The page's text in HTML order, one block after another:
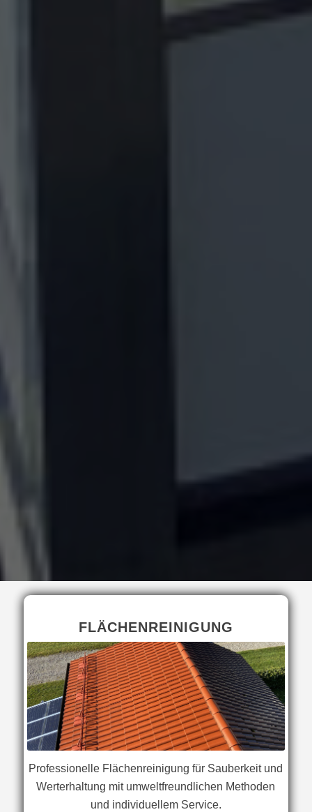
FLÄCHENREINIGUNG
Professionelle Flächenreinigung für Sauberkeit und
Werterhaltung mit umweltfreundlichen Methoden
und individuellem Service.